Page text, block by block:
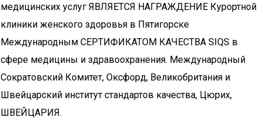
медицинских услуг ЯВЛЯЕТСЯ НАГРАЖДЕНИЕ Курортной
клиники женского здоровья в Пятигорске
Международным СЕРТИФИКАТОМ КАЧЕСТВА SIQS в
сфере медицины и здравоохранения. Международный
Сократовский Комитет, Оксфорд, Великобритания и
Швейцарский институт стандартов качества, Цюрих,
ШВЕЙЦАРИЯ.